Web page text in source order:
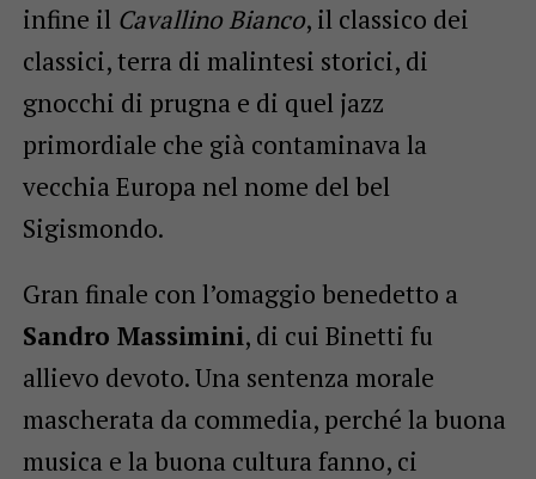
infine il Cavallino Bianco, il classico dei
classici, terra di malintesi storici, di
gnocchi di prugna e di quel jazz
primordiale che già contaminava la
vecchia Europa nel nome del bel
Sigismondo.
Gran finale con l’omaggio benedetto a
Sandro Massimini, di cui Binetti fu
allievo devoto. Una sentenza morale
mascherata da commedia, perché la buona
musica e la buona cultura fanno, ci